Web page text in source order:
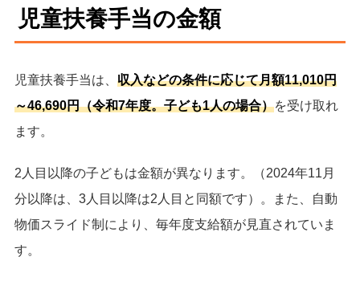
児童扶養手当の金額
児童扶養手当は、 収入などの条件に応じて月額11,010円
～46,690円（令和7年度。子ども1人の場合）を受け取れ
ます。
2人目以降の子どもは金額が異なります。（2024年11月
分以降は、3人目以降は2人目と同額です）。また、自動
物価スライド制により、毎年度支給額が見直されていま
す。